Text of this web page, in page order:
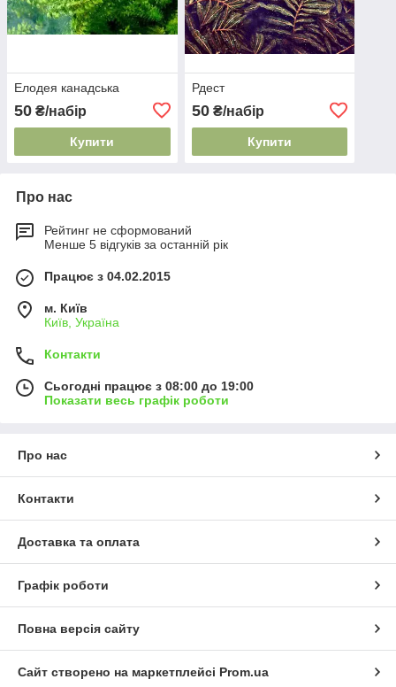
Елодея канадська
50 ₴/набір
Купити
Рдест
50₴/набір
Купити
Про нас
Рейтинг не сформований
Менше 5 відгуків за останній рік
Працює з 04.02.2015
м. Київ
Київ, Україна
Контакти
Сьогодні працює з 08:00 до 19:00
Показати весь графік роботи
Про нас
Контакти
Доставка та оплата
Графік роботи
Повна версія сайту
Сайт створено на маркетплейсі Prom.ua